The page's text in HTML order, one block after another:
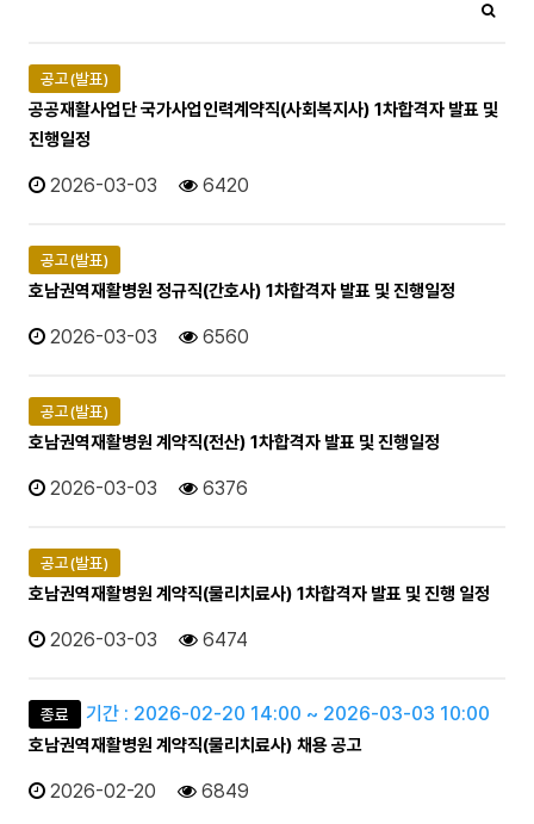
공고(발표)
공공재활사업단 국가사업인력계약직(사회복지사) 1차합격자 발표 및
진행일정
2026-03-03 6420
공고(발표)
호남권역재활병원 정규직(간호사) 1차합격자 발표 및 진행일정
2026-03-03 6560
공고(발표)
호남권역재활병원 계약직(전산) 1차합격자 발표 및 진행일정
2026-03-03 6376
공고(발표)
호남권역재활병원 계약직(물리치료사) 1차합격자 발표 및 진행 일정
2026-03-03 6474
종료 기간 : 2026-02-20 14:00 ~ 2026-03-03 10:00
호남권역재활병원 계약직(물리치료사) 채용 공고
2026-02-20 6849